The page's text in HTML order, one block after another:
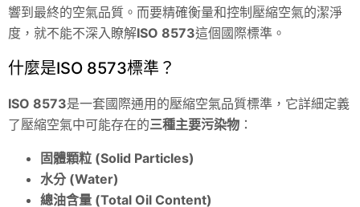
響到最終的空氣品質。而要精確衡量和控制壓縮空氣的潔淨
度，就不能不深入瞭解ISO 8573這個國際標準。
什麼是ISO 8573標準？
ISO 8573是一套國際通用的壓縮空氣品質標準，它詳細定義
了壓縮空氣中可能存在的三種主要污染物 ：
固體顆粒 (Solid Particles)
水分 (Water)
總油含量 (Total Oil Content)